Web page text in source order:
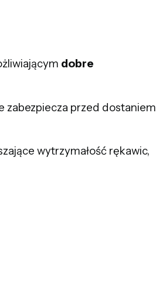
dobre
zabezpiecza przed dostaniem
wytrzymałość rękawic,